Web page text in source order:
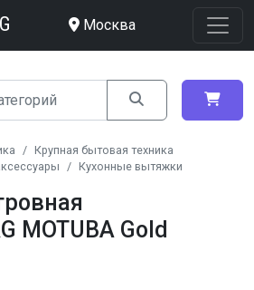
Москва
Крупная бытовая техника
Кухонные вытяжки
MOTUBA Gold